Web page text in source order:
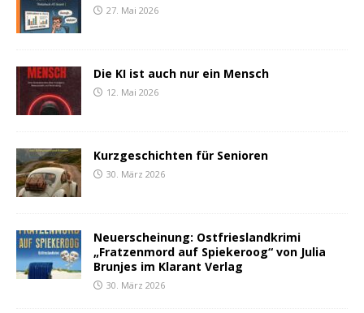
27. Mai 2026
Die KI ist auch nur ein Mensch
12. Mai 2026
Kurzgeschichten für Senioren
30. März 2026
Neuerscheinung: Ostfrieslandkrimi
„Fratzenmord auf Spiekeroog“ von Julia
Brunjes im Klarant Verlag
30. März 2026